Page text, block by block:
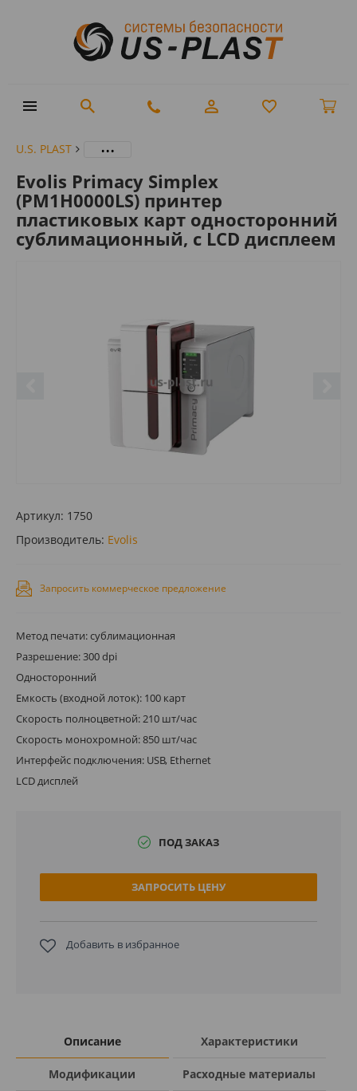
U.S. PLAST ...
Evolis Primacy Simplex
(PM1H0000LS) принтер
пластиковых карт односторонний
сублимационный, с LCD дисплеем
Артикул: 1750
Производитель: Evolis
Запросить коммерческое предложение
Метод печати: сублимационная
Разрешение: 300 dpi
Односторонний
Емкость (входной лоток): 100 карт
Скорость полноцветной: 210 шт/час
Скорость монохромной: 850 шт/час
Интерфейс подключения: USB, Ethernet
LCD дисплей
ПОД ЗАКАЗ
ЗАПРОСИТЬ ЦЕНУ
Добавить в избранное
Описание Характеристики
Модификации Расходные материалы